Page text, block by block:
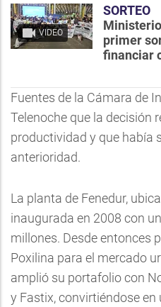
VIDEO
SORTEO
primer
financiar
Fuentes de la Cámara de
Telenoche que la decisión
productividad y que había
anterioridad.
La planta de Fenedur,
inaugurada en 2008 con
millones. Desde entonces
Poxilina para el mercado
amplió su portafolio con
y Fastix, convirtiéndose